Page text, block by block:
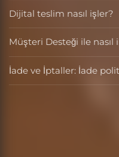
Dijital teslim nasıl işler?
Müşteri Desteği ile
İade ve İptaller: İade